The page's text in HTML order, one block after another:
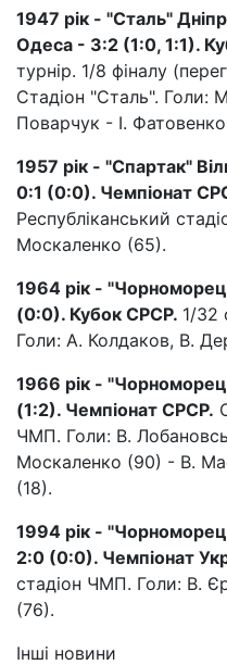
1947 рік - "Сталь"
Одеса - 3:2 (1:0, 1:1).
турнір. 1/8 фіналу
Стадіон "Сталь". Голи:
Поварчук - І.
1957 рік - "Спартак"
0:1 (0:0). Чемпіонат
Республіканський
Москаленко (65).
1964 рік -
(0:0). Кубок СРСР. 1/32
Голи: А. Колдаков, В.
1966 рік -
(1:2). Чемпіонат СРСР.
ЧМП. Голи: В.
Москаленко (90) - В.
(18).
1994 рік -
2:0 (0:0). Чемпіонат
стадіон ЧМП. Голи: В.
(76).
Інші новини